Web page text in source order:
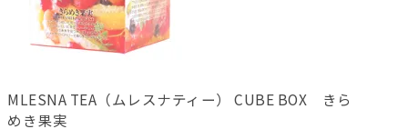
MLESNA TEA（ムレスナティー） CUBE BOX きら
めき果実